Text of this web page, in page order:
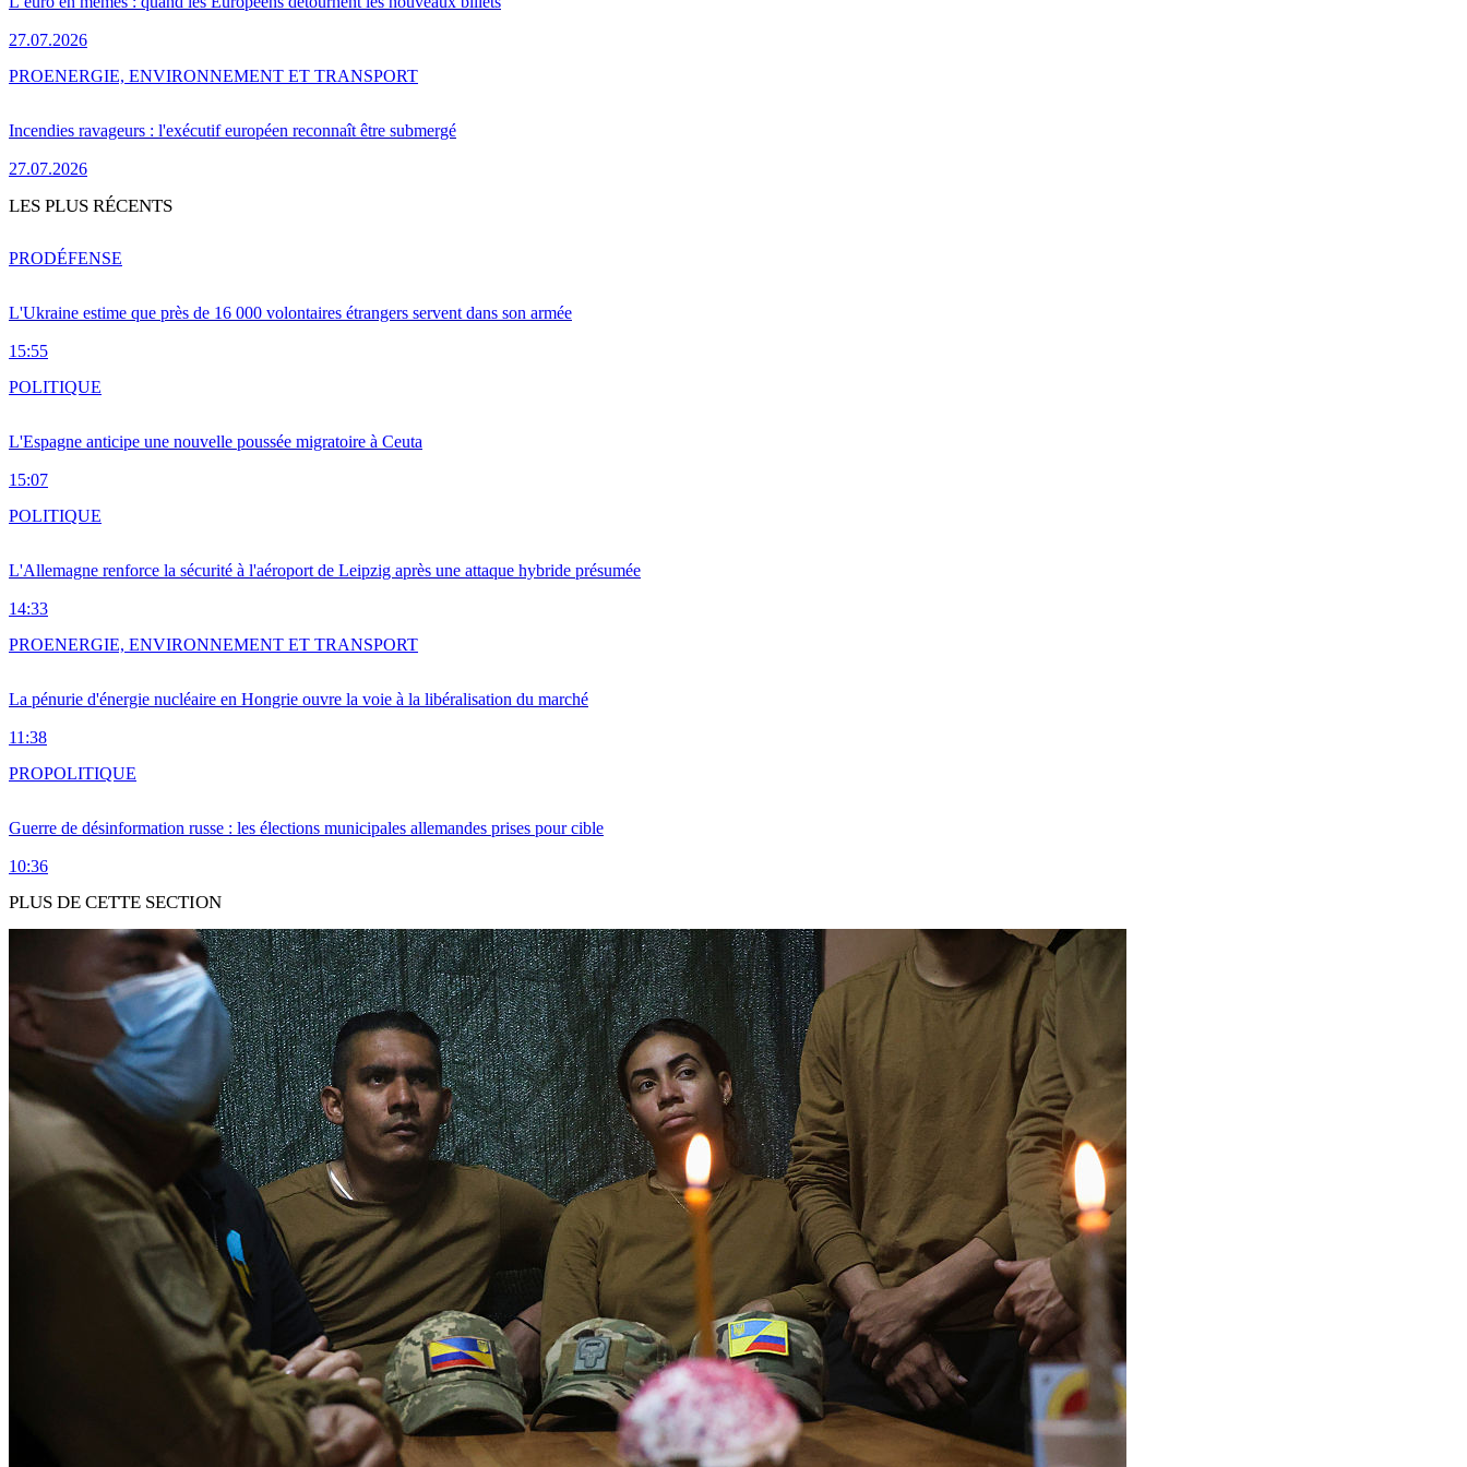
27.07.2026
Incendies ravageurs : l'exécutif européen reconnaît être submergé
27.07.2026
PROENERGIE, ENVIRONNEMENT ET TRANSPORT
LES PLUS RÉCENTS
L'Ukraine estime que près de 16 000 volontaires étrangers servent dans son armée
15:55
PRODÉFENSE
L'Espagne anticipe une nouvelle poussée migratoire à Ceuta
15:07
POLITIQUE
L'Allemagne renforce la sécurité à l'aéroport de Leipzig après une attaque hybride présumée
14:33
POLITIQUE
La pénurie d'énergie nucléaire en Hongrie ouvre la voie à la libéralisation du marché
11:38
PROENERGIE, ENVIRONNEMENT ET TRANSPORT
Guerre de désinformation russe : les élections municipales allemandes prises pour cible
10:36
PROPOLITIQUE
PLUS DE CETTE SECTION